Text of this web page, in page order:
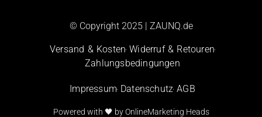
© Copyright 2025 | ZAUNQ.de
Versand & Kosten Widerruf & Retouren
Zahlungsbedingungen
Impressum Datenschutz AGB
Powered with 🖤 by OnlineMarketing Heads